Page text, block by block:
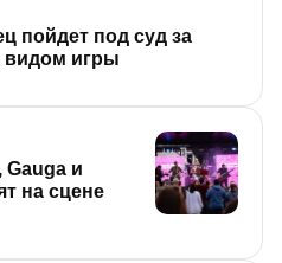
пойдет под суд за
видом игры
и
на сцене